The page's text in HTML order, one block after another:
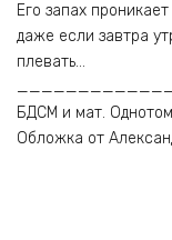
Его запах
даже если завтра
плевать…
БДСМ и мат.
Обложка от